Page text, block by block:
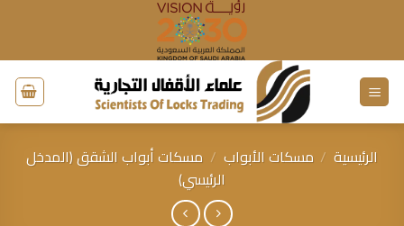
الرئيسية / مسكات الأبواب / مسكات أبواب الشقق (المدخل
الرئيسي)